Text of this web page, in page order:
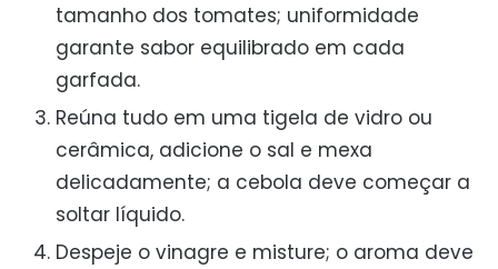
tamanho dos tomates; uniformidade
garante sabor equilibrado em cada
garfada.
Reúna tudo em uma tigela de vidro ou
cerâmica, adicione o sal e mexa
delicadamente; a cebola deve começar a
soltar líquido.
Despeje o vinagre e misture; o aroma deve